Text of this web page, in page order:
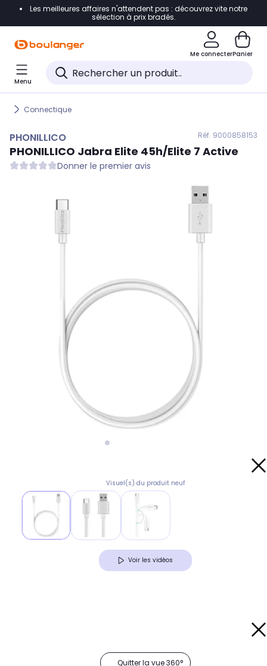
Accéder directement à la navigation
Accéder directement au pied de page
Accéder directement au chatbot
Les meilleures affaires n'attendent pas : découvrez vite notre
sélection à prix bradés.
Me connecterPanier
Menu
Connectique
PHONILLICO Réf. 9000858153
PHONILLICO Jabra Elite 45h/Elite 7 Active
Donner le premier avis
Visuel(s) du produit neuf
Voir les vidéos
Quitter la vue 360°